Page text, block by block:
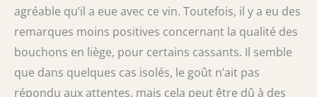
agréable qu’il a eue avec ce vin. Toutefois, il y a eu des
remarques moins positives concernant la qualité des
bouchons en liège, pour certains cassants. Il semble
que dans quelques cas isolés, le goût n’ait pas
répondu aux attentes, mais cela peut être dû à des